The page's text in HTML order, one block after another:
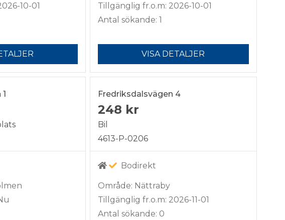
10-01
Tillgänglig fr.o.m: 2026-10-01
Antal sökande: 1
VISA DETALJER
Fredriksdalsvägen 4
248 kr
Bil
4613-P-0206
Bodirekt
Område: Nättraby
Tillgänglig fr.o.m: 2026-11-01
Antal sökande: 0